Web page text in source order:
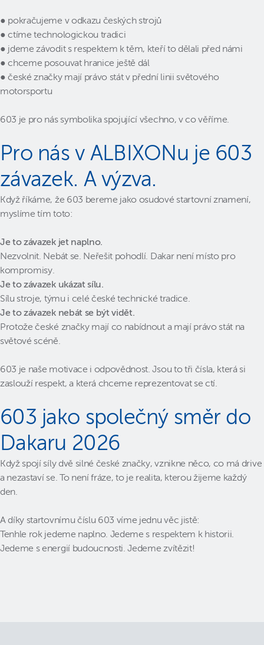
● pokračujeme v odkazu českých strojů
● ctíme technologickou tradici
● jdeme závodit s respektem k těm, kteří to dělali před námi
● chceme posouvat hranice ještě dál
● české značky mají právo stát v přední linii světového
motorsportu
603 je pro nás symbolika spojující všechno, v co věříme.
Pro nás v ALBIXONu je 603
závazek. A výzva.
Když říkáme, že 603 bereme jako osudové startovní znamení,
myslíme tím toto:
Je to závazek jet naplno.
Nezvolnit. Nebát se. Neřešit pohodlí. Dakar není místo pro
kompromisy.
Je to závazek ukázat sílu.
Sílu stroje, týmu i celé české technické tradice.
Je to závazek nebát se být vidět.
Protože české značky mají co nabídnout a mají právo stát na
světové scéně.
603 je naše motivace i odpovědnost. Jsou to tři čísla, která si
zaslouží respekt, a která chceme reprezentovat se ctí.
603 jako společný směr do
Dakaru 2026
Když spojí síly dvě silné české značky, vznikne něco, co má drive
a nezastaví se. To není fráze, to je realita, kterou žijeme každý
den.
A díky startovnímu číslu 603 víme jednu věc jistě:
Tenhle rok jedeme naplno. Jedeme s respektem k historii.
Jedeme s energií budoucnosti. Jedeme zvítězit!